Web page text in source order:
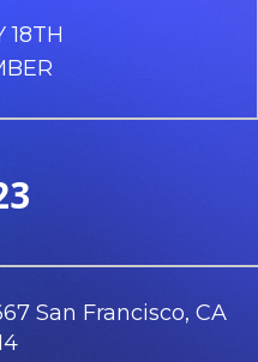
18TH
San Francisco, CA